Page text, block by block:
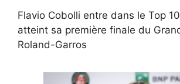
Flavio Cobolli entre dans le Top
atteint sa première finale du
Roland-Garros